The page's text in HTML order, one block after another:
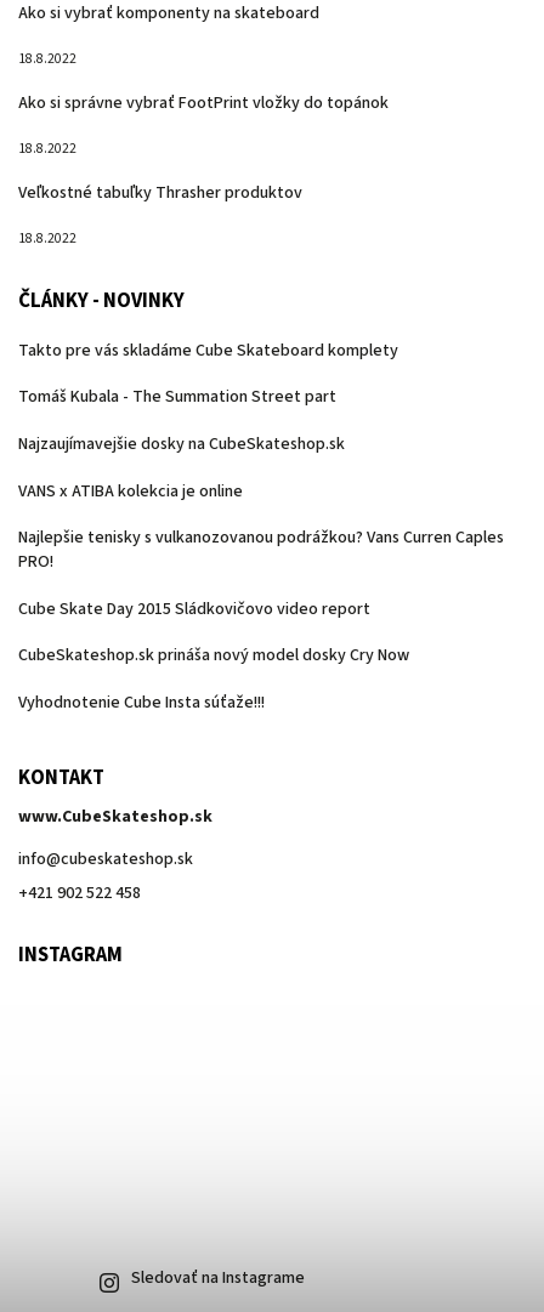
Ako si vybrať komponenty na skateboard
18.8.2022
Ako si správne vybrať FootPrint vložky do topánok
18.8.2022
Veľkostné tabuľky Thrasher produktov
18.8.2022
ČLÁNKY - NOVINKY
Takto pre vás skladáme Cube Skateboard komplety
Tomáš Kubala - The Summation Street part
Najzaujímavejšie dosky na CubeSkateshop.sk
VANS x ATIBA kolekcia je online
Najlepšie tenisky s vulkanozovanou podrážkou? Vans Curren Caples
PRO!
Cube Skate Day 2015 Sládkovičovo video report
CubeSkateshop.sk prináša nový model dosky Cry Now
Vyhodnotenie Cube Insta súťaže!!!
KONTAKT
www.CubeSkateshop.sk
info@cubeskateshop.sk
+421 902 522 458
INSTAGRAM
Sledovať na Instagrame